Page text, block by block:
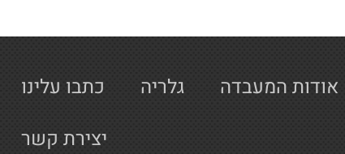
אודות המעבדה גלריה
כתבו עלינו
יצירת קשר